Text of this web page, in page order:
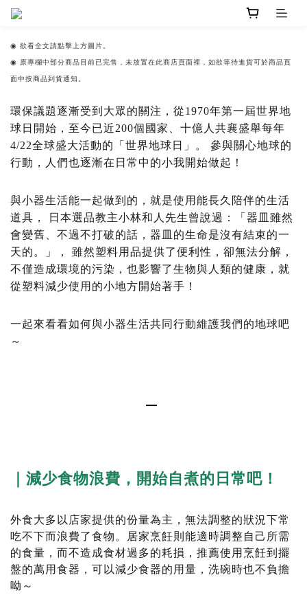
◉ 欲看全文請點擊上方圖片。
◉ 原專欄中部分商品目前已完售，未放置在此商店頁面裡，如欲等待進貨可於商品頁
面中按商品到貨通知。
環保議題逐漸受到大眾的關注，從1970年第一屆世界地
球日開始，至今已近200個國家、十億人共襄盛舉每年
4/22全球盛大活動的「世界地球日」。 參與關心地球的
行動，人們也逐漸在日常中的小我開始做起！
與小器生活能一起做到的，就是使用能長久陪伴的生活
道具， 日本選品教主小林和人先生曾說過：「器皿雖然
會變舊、不過不打破的話，器皿的生命是沒有結束的一
天的。」， 雖然塑料用品提供了便利性，卻無法分解，
不僅造成環境的污染，也影響了生物與人類的健康，就
從塑料減少使用的小地方開始著手！
一起來看看如何與小器生活共同行動維護我們的地球吧
～
—
｜減少食物浪費，開始自煮的日常吧！
外食大多以店家提供的份量為主，無法調整的狀況下常
吃不下而浪費了食物。居家烹飪則能適時調整自己所需
的食量，而不造成食材過多的耗損，推薦使用烹飪到擺
盤的萬用食器，可以減少食器的用量，洗碗時也不負擔
呦～